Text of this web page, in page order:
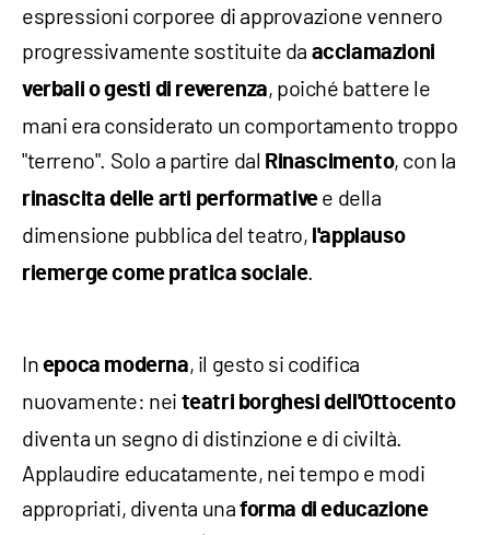
espressioni corporee di approvazione vennero
progressivamente sostituite da acclamazioni
verbali o gesti di reverenza, poiché battere le
mani era considerato un comportamento troppo
"terreno". Solo a partire dal Rinascimento, con la
rinascita delle arti performativee della
dimensione pubblica del teatro, l'applauso
riemerge come pratica sociale.
In epoca moderna, il gesto si codifica
nuovamente: nei teatri borghesi dell'Ottocento
diventa un segno di distinzione e di civiltà.
Applaudire educatamente, nei tempo e modi
appropriati, diventa unaforma di educazione